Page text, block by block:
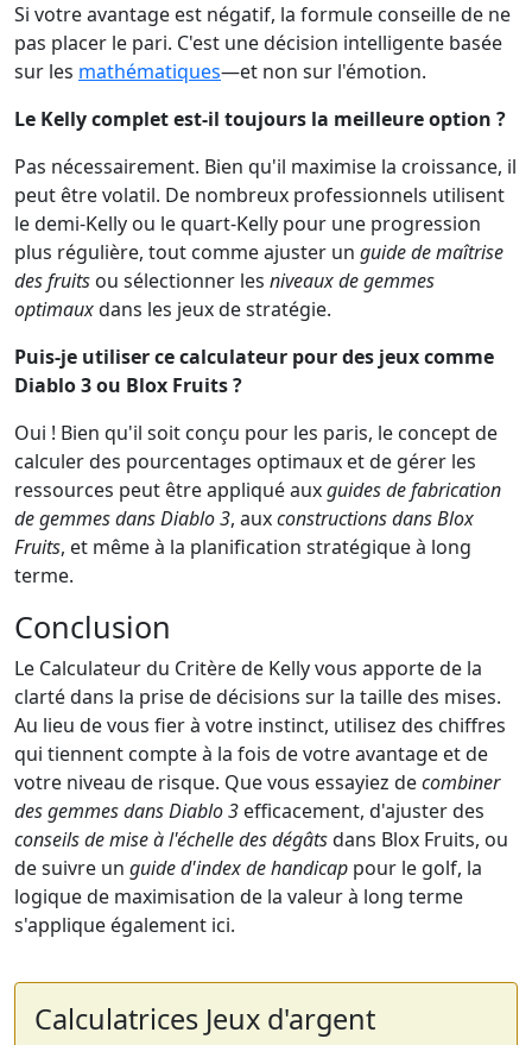
Si votre avantage est négatif, la formule conseille de ne
pas placer le pari. C'est une décision intelligente basée
sur les mathématiques—et non sur l'émotion.
Le Kelly complet est-il toujours la meilleure option ?
Pas nécessairement. Bien qu'il maximise la croissance, il
peut être volatil. De nombreux professionnels utilisent
le demi-Kelly ou le quart-Kelly pour une progression
plus régulière, tout comme ajuster un guide de maîtrise
des fruits ou sélectionner les niveaux de gemmes
optimauxdans les jeux de stratégie.
Puis-je utiliser ce calculateur pour des jeux comme
Diablo 3 ou Blox Fruits ?
Oui ! Bien qu'il soit conçu pour les paris, le concept de
calculer des pourcentages optimaux et de gérer les
ressources peut être appliqué auxguides de fabrication
de gemmes dans Diablo 3, auxconstructions dans Blox
Fruits, et même à la planification stratégique à long
terme.
Conclusion
Le Calculateur du Critère de Kelly vous apporte de la
clarté dans la prise de décisions sur la taille des mises.
Au lieu de vous fier à votre instinct, utilisez des chiffres
qui tiennent compte à la fois de votre avantage et de
votre niveau de risque. Que vous essayiez decombiner
des gemmes dans Diablo 3 efficacement, d'ajuster des
conseils de mise à l'échelle des dégâtsdans Blox Fruits, ou
de suivre un guide d'index de handicap pour le golf, la
logique de maximisation de la valeur à long terme
s'applique également ici.
Calculatrices Jeux d'argent